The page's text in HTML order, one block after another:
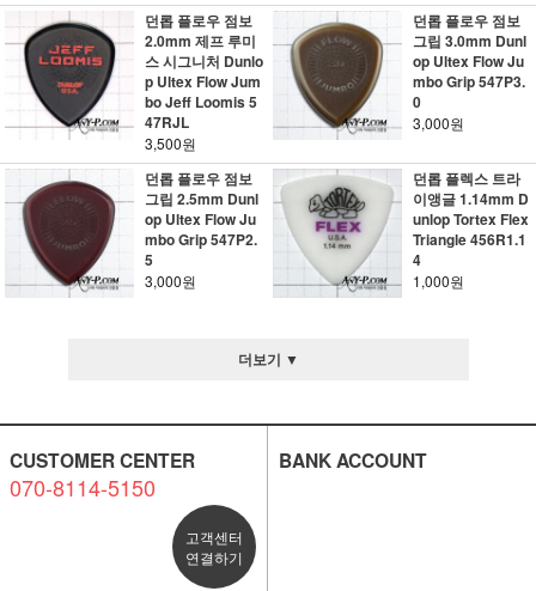
던롭 플로우 점보
2.0mm 제프 루미
스 시그니처 Dunlo
p Ultex Flow Jum
bo Jeff Loomis 5
47RJL
3,500원
던롭 플로우 점보
그립 3.0mm Dunl
op Ultex Flow Ju
mbo Grip 547P3.
0
3,000원
던롭 플로우 점보
그립 2.5mm Dunl
op Ultex Flow Ju
mbo Grip 547P2.
5
3,000원
던롭 플렉스 트라
이앵글 1.14mm D
unlop Tortex Flex
Triangle 456R1.1
4
1,000원
더보기 ▼
CUSTOMER CENTER
070-8114-5150
고객센터
연결하기
BANK ACCOUNT